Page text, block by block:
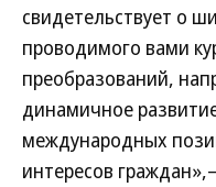
свидетельствует о
проводимого вами
преобразований,
динамичное
международных
интересов